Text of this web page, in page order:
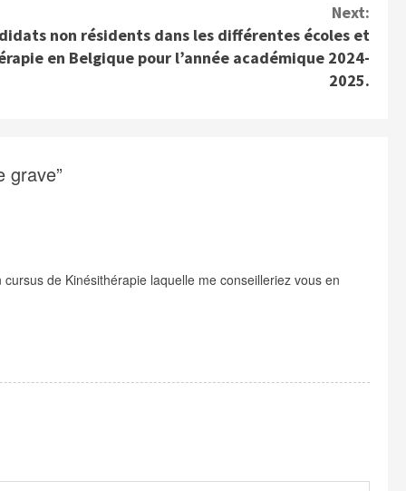
Next:
non résidents dans les différentes écoles et
en Belgique pour l’année académique 2024-
2025.
grave”
de Kinésithérapie laquelle me conseilleriez vous en